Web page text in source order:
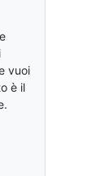
vuoi
è il